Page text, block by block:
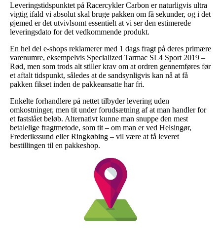
Leveringstidspunktet på Racercykler Carbon er naturligvis ultra
vigtig ifald vi absolut skal bruge pakken om få sekunder, og i det
øjemed er det utvivlsomt essentielt at vi ser den estimerede
leveringsdato for det vedkommende produkt.
En hel del e-shops reklamerer med 1 dags fragt på deres primære
varenumre, eksempelvis Specialized Tarmac SL4 Sport 2019 –
Rød, men som trods alt stiller krav om at ordren gennemføres før
et aftalt tidspunkt, således at de sandsynligvis kan nå at få
pakken fikset inden de pakkeansatte har fri.
Enkelte forhandlere på nettet tilbyder levering uden
omkostninger, men tit under forudsætning af at man handler for
et fastslået beløb. Alternativt kunne man snuppe den mest
betalelige fragtmetode, som tit – om man er ved Helsingør,
Frederikssund eller Ringkøbing – vil være at få leveret
bestillingen til en pakkeshop.